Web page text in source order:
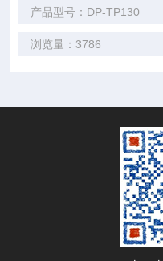
产品型号：DP-TP130
浏览量：3786